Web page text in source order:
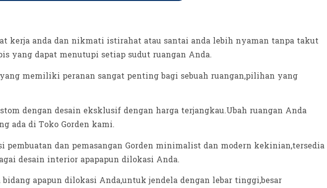
kerja anda dan nikmati istirahat atau santai anda lebih nyaman tanpa takut
yang dapat menutupi setiap sudut ruangan Anda.
memiliki peranan sangat penting bagi sebuah ruangan,pilihan yang
dengan desain eksklusif dengan harga terjangkau.Ubah ruangan Anda
ada di Toko Gorden kami.
dan pemasangan Gorden minimalist dan modern kekinian,tersedia
desain interior apapapun dilokasi Anda.
apapun dilokasi Anda,untuk jendela dengan lebar tinggi,besar